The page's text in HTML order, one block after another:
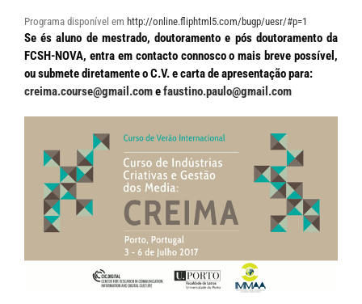
Programa disponível em http://online.fliphtml5.com/bugp/uesr/#p=1
Se és aluno de mestrado, doutoramento e pós doutoramento da
FCSH-NOVA, entra em contacto connosco o mais breve possível,
ou submete diretamente o C.V. e carta de apresentação para:
creima.course@gmail.comefaustino.paulo@gmail.com